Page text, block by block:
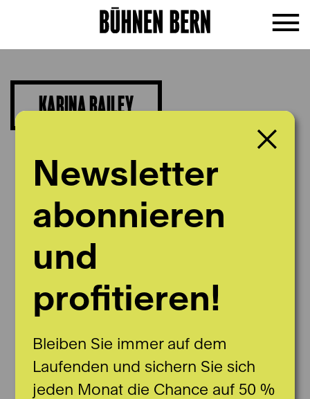
KARINA BAILEY
Newsletter
abonnieren
und
profitieren!
Bleiben Sie immer auf dem
Laufenden und sichern Sie sich
jeden Monat die Chance auf 50 %